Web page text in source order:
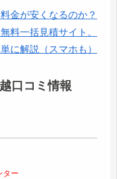
金が安くなるのか？
料一括見積サイト。
に解説（スマホも）
口コミ情報
ター